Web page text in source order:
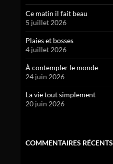
Ce matin il fait beau
5 juillet 2026
Plaies et bosses
4 juillet 2026
À contempler le monde
24 juin 2026
La vie tout simplement
20 juin 2026
COMMENTAIRES RÉCENTS